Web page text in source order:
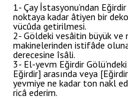
1- Çay İstasyonu’ndan
noktaya kadar âtiyen bir
vücûda getirilmesi.
2- Göldeki vesâitin büyük
makinelerinden istifâde
derecesine îsâli.
3- El-yevm Eğirdir
Eğirdir] arasında veya
yevmiye ne kadar ton nakl
ricâ ederim.